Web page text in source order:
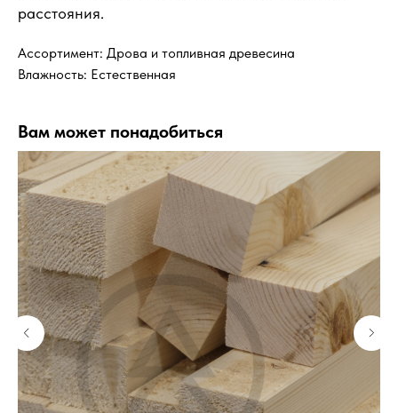
КУпить билет
расстояния.
Ассортимент: Дрова и топливная древесина
Влажность: Естественная
Вам может понадобиться